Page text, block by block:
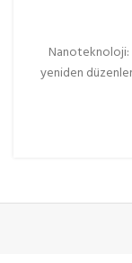
yeniden